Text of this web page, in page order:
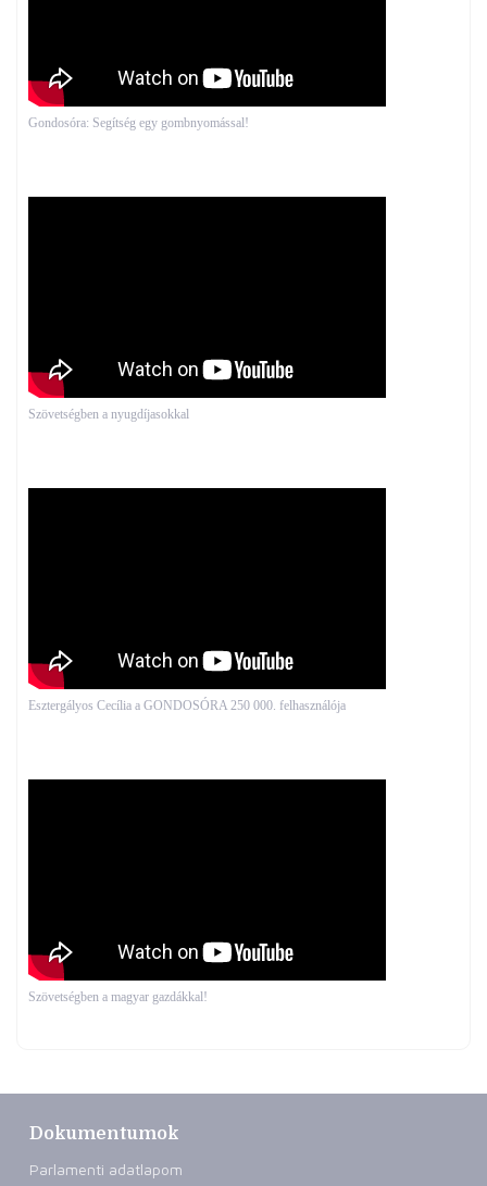
Gondosóra: Segítség egy gombnyomással!
Szövetségben a nyugdíjasokkal
Esztergályos Cecília a GONDOSÓRA 250 000. felhasználója
Szövetségben a magyar gazdákkal!
Dokumentumok
Parlamenti adatlapom